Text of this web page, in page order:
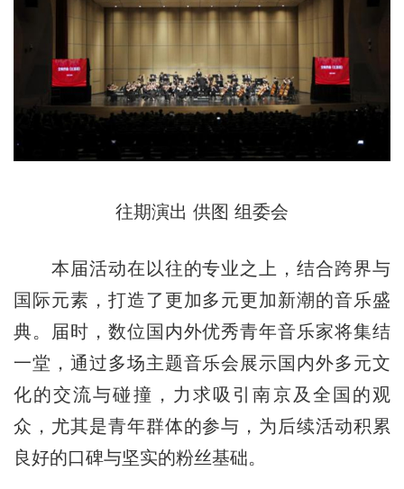
往期演出 供图 组委会
本届活动在以往的专业之上，结合跨界与
国际元素，打造了更加多元更加新潮的音乐盛
典。届时，数位国内外优秀青年音乐家将集结
一堂，通过多场主题音乐会展示国内外多元文
化的交流与碰撞，力求吸引南京及全国的观
众，尤其是青年群体的参与，为后续活动积累
良好的口碑与坚实的粉丝基础。